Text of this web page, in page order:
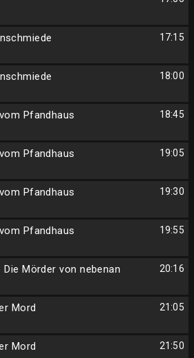
17:15
18:00
18:45
Pfandhaus
19:05
Pfandhaus
19:30
Pfandhaus
19:55
Pfandhaus
20:16
Mörder von nebenan
21:05
Mord
21:50
Mord